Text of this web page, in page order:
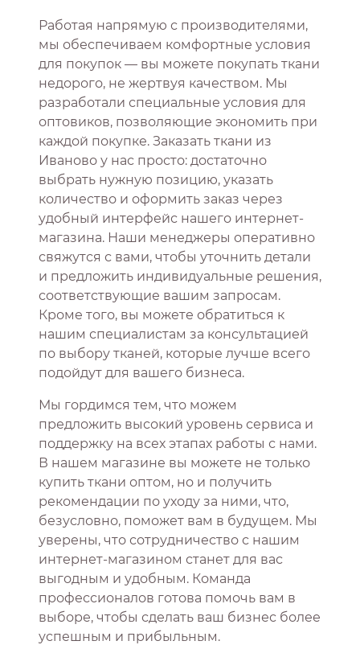
Работая напрямую с производителями,
мы обеспечиваем комфортные условия
для покупок — вы можете покупать ткани
недорого, не жертвуя качеством. Мы
разработали специальные условия для
оптовиков, позволяющие экономить при
каждой покупке. Заказать ткани из
Иваново у нас просто: достаточно
выбрать нужную позицию, указать
количество и оформить заказ через
удобный интерфейс нашего интернет-
магазина. Наши менеджеры оперативно
свяжутся с вами, чтобы уточнить детали
и предложить индивидуальные решения,
соответствующие вашим запросам.
Кроме того, вы можете обратиться к
нашим специалистам за консультацией
по выбору тканей, которые лучше всего
подойдут для вашего бизнеса.
Мы гордимся тем, что можем
предложить высокий уровень сервиса и
поддержку на всех этапах работы с нами.
В нашем магазине вы можете не только
купить ткани оптом, но и получить
рекомендации по уходу за ними, что,
безусловно, поможет вам в будущем. Мы
уверены, что сотрудничество с нашим
интернет-магазином станет для вас
выгодным и удобным. Команда
профессионалов готова помочь вам в
выборе, чтобы сделать ваш бизнес более
успешным и прибыльным.